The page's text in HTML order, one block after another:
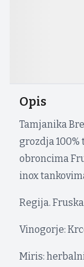
Opis
Tamjanika
grozdja
obroncima
inox
Regija.
Vinogorje:
Miris: